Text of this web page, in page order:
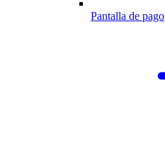
Pantalla de pago